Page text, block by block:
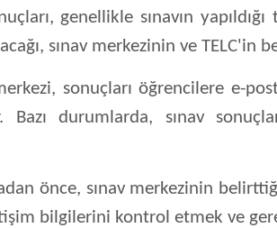
genellikle sınavın
sınav merkezinin ve
sonuçları öğrencilere e-
Bazı durumlarda, sınav
önce, sınav merkezinin
bilgilerini kontrol etmek ve